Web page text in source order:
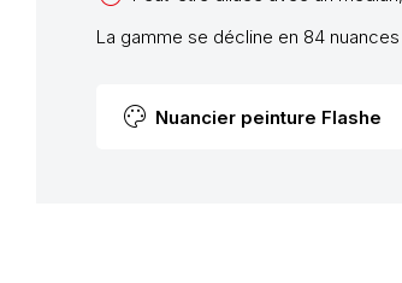
La gamme se décline en 84
palette Nuancier peinture Flashe